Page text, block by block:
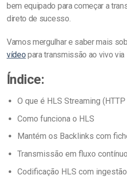
bem equipado para começar a
direto de sucesso.
Vamos mergulhar e saber mais
vídeo para transmissão ao vivo via
Índice:
O que é HLS Streaming
Como funciona o HLS
Mantém os Backlinks com
Transmissão em fluxo
Codificação HLS com